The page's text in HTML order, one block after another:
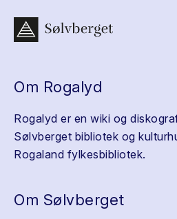
Om Rogalyd
Rogalyd er en wiki og
Sølvberget bibliotek og
Rogaland fylkesbibliotek.
Om Sølvberget